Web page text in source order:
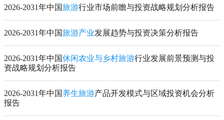
2026-2031年中国旅游行业市场前瞻与投资战略规划分析报告
2026-2031年中国旅游产业发展趋势与投资决策分析报告
2026-2031年中国休闲农业与乡村旅游行业发展前景预测与投
资战略规划分析报告
2026-2031年中国 养生旅游产品开发模式与区域投资机会分析
报告